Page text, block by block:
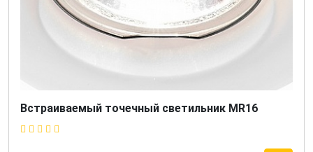
Встраиваемый точечный светильник MR16